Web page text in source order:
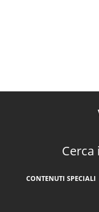
Cerca
CONTENUTI SPECIALI